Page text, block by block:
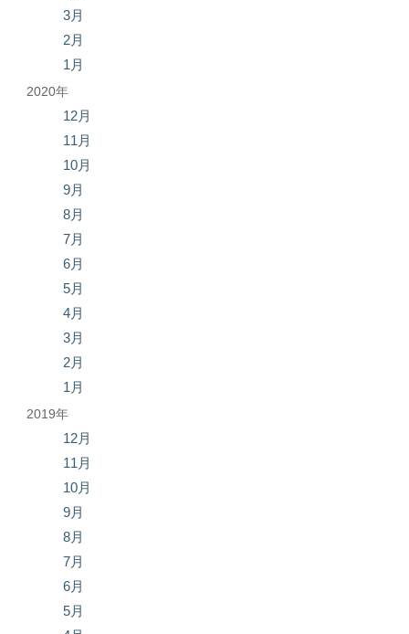
3月
2月
1月
2020年
12月
11月
10月
9月
8月
7月
6月
5月
4月
3月
2月
1月
2019年
12月
11月
10月
9月
8月
7月
6月
5月